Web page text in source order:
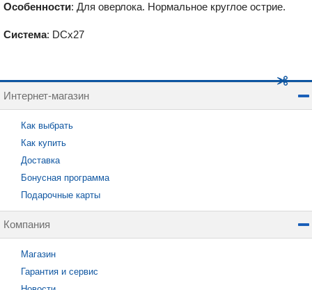
Особенности: Для оверлока. Нормальное круглое острие.
Система: DСx27
Интернет-магазин
Как выбрать
Как купить
Доставка
Бонусная программа
Подарочные карты
Компания
Магазин
Гарантия и сервис